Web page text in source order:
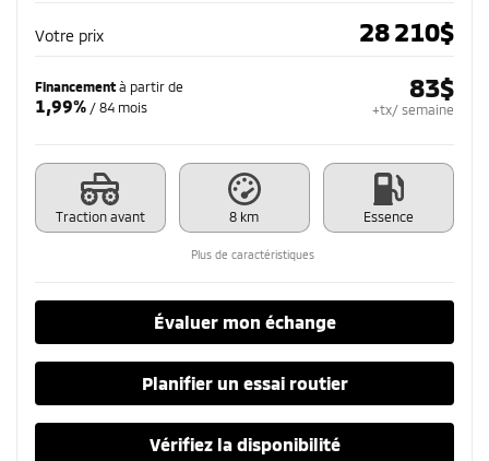
Votre prix 28 210$
Financement à partir de
1,99% / 84 mois
83$
+tx/ semaine
Traction avant 8 km Essence
Plus de caractéristiques
Évaluer mon échange
Planifier un essai routier
Vérifiez la disponibilité